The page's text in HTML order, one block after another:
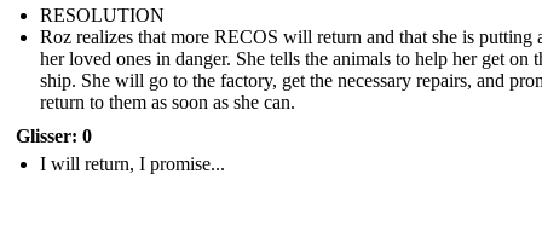
RESOLUTION
Roz realizes that more RECOS will return and that she is putting
her loved ones in danger. She tells the animals to help her get on
ship. She will go to the factory, get the necessary repairs, and
return to them as soon as she can.
Glisser: 0
I will return, I promise...